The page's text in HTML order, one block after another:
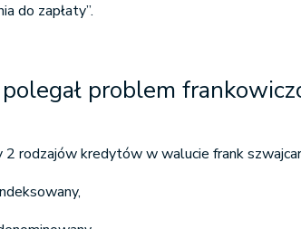
do zapłaty”.
problem
2 rodzajów kredytów w walucie frank